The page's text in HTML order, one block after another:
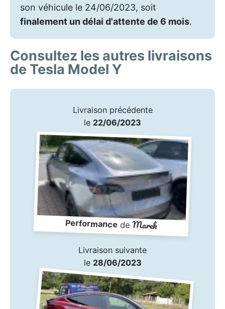
son véhicule le 24/06/2023, soit
finalement un délai d'attente de 6 mois.
Consultez les autres livraisons
de Tesla Model Y
Livraison précédente
le 22/06/2023
PerformancedeMarek
Livraison suivante
le 28/06/2023